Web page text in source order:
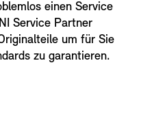
einen Service
Service Partner
um für Sie
zu garantieren.